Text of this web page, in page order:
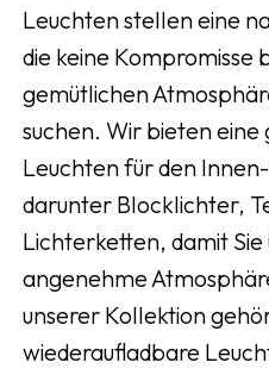
Leuchten stellen eine
die keine Kompromisse
gemütlichen
suchen. Wir bieten
Leuchten für den
darunter Blocklichter,
Lichterketten, damit
angenehme
unserer Kollektion
wiederaufladbare